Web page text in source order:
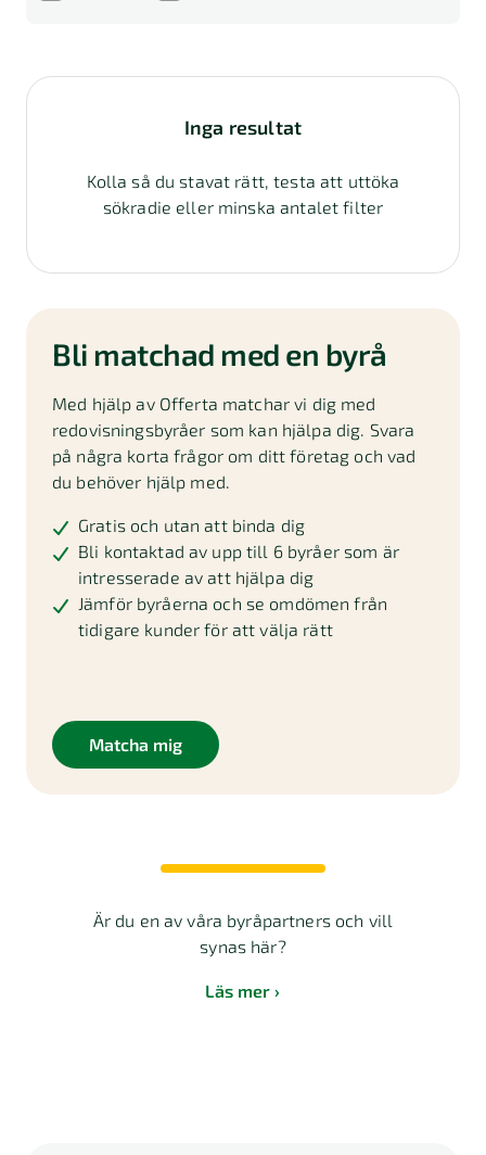
Inga resultat
Kolla så du stavat rätt, testa att uttöka
sökradie eller minska antalet filter
Bli matchad med en byrå
Med hjälp av Offerta matchar vi dig med
redovisningsbyråer som kan hjälpa dig. Svara
på några korta frågor om ditt företag och vad
du behöver hjälp med.
Gratis och utan att binda dig
Bli kontaktad av upp till 6 byråer som är
intresserade av att hjälpa dig
Jämför byråerna och se omdömen från
tidigare kunder för att välja rätt
Matcha mig
Är du en av våra byråpartners och vill
synas här?
Läs mer